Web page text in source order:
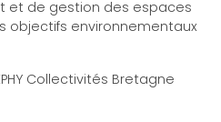
et de gestion des espaces
objectifs environnementaux
Collectivités Bretagne